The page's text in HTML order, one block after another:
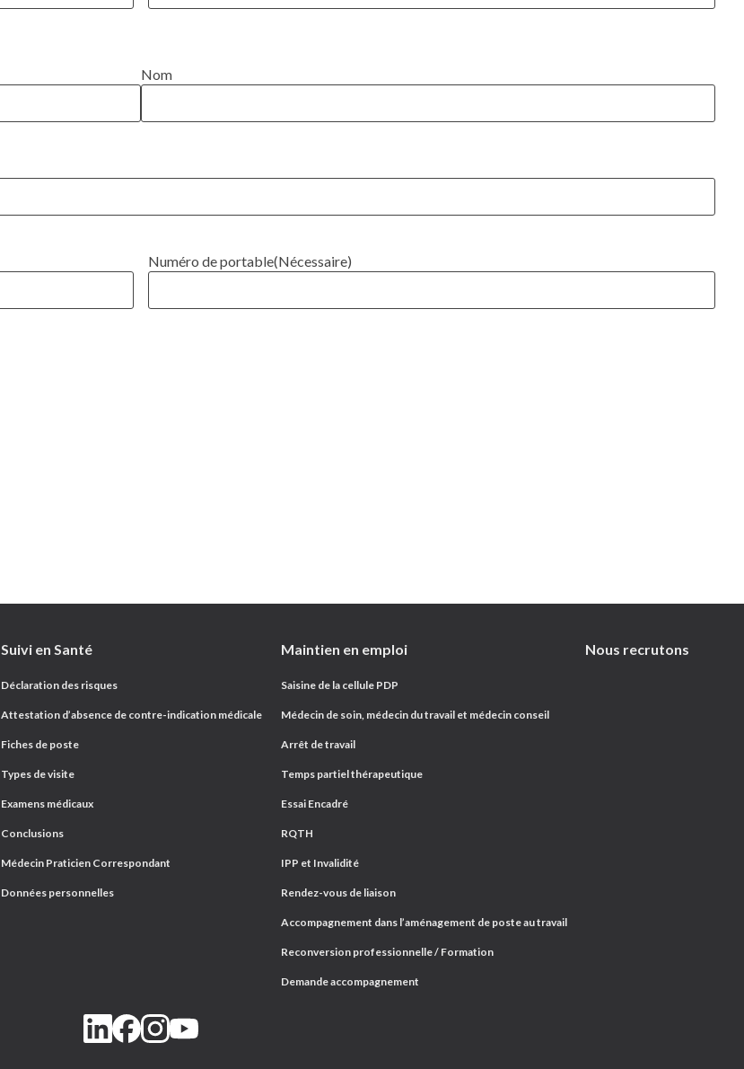
Nom
Numéro de portable(Nécessaire)
Suivi en Santé
Déclaration des risques
Attestation d’absence de contre-indication médicale
Fiches de poste
Types de visite
Examens médicaux
Conclusions
Médecin Praticien Correspondant
Données personnelles
Maintien en emploi
Saisine de la cellule PDP
Médecin de soin, médecin du travail et médecin conseil
Arrêt de travail
Temps partiel thérapeutique
Essai Encadré
RQTH
IPP et Invalidité
Rendez-vous de liaison
Accompagnement dans l’aménagement de poste au travail
Reconversion professionnelle / Formation
Demande accompagnement
Nous recrutons